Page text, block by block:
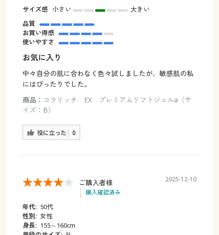
サイズ感 小さい
大きい
品質
お買い得感
使いやすさ
お気に入り
中々自分の肌に合わなく色々試しましたが、敏感肌の私
にはぴったりでした。
商品： コラリッチ EX プレミアムリフトジェルa（サ
イズ：B）
役に立った 0
ご購入者様
購入確認済み
2025-12-10
年代: 50代
性別: 女性
身長: 155～160cm